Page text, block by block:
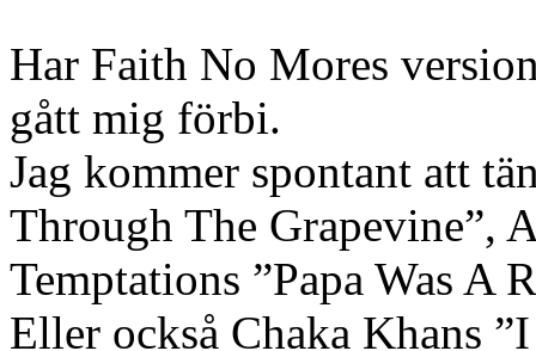
Har Faith No Mores
gått mig förbi.
Jag kommer spontant att
Through The Grapevine”,
Temptations ”Papa Was A
Eller också Chaka Khans